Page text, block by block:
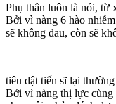
Phụ thân luôn là nói, từ xe, ngươi như thế nào không chết đi đâu.
Bởi vì nàng 6 hào
sẽ không đau, còn sẽ
tiêu dật tiến sĩ lại
Bởi vì nàng thị lực cùng